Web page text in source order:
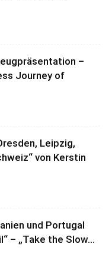
–
Journey of
Leipzig,
von Kerstin
und Portugal
– „Take the Slow...